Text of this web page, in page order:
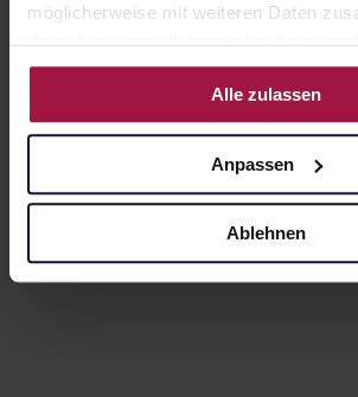
möglicherweise mit weiteren Daten
ihnen bereitgestellt hast oder die sie im
Nutzung der Dienste gesammelt haben.
Alle zulassen
Anpassen
Ablehnen